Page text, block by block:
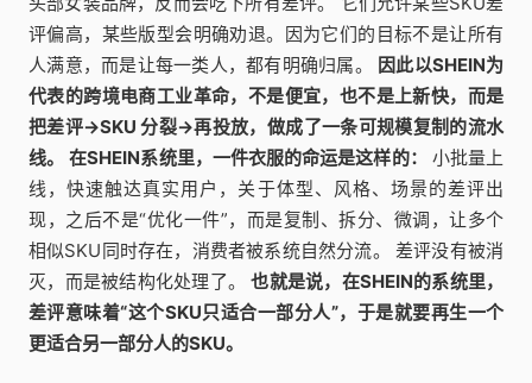
评偏高，某些版型会明确劝退。因为它们的目标不是让所有
人满意，而是让每一类人，都有明确归属。
因此以SHEIN为
代表的跨境电商工业革命，不是便宜，也不是上新快，而是
把差评→SKU 分裂→再投放，做成了一条可规模复制的流水
线。
在SHEIN系统里，一件衣服的命运是这样的：
小批量上
线，快速触达真实用户，关于体型、风格、场景的差评出
现，之后不是“优化一件”，而是复制、拆分、微调，让多个
相似SKU同时存在，消费者被系统自然分流。 差评没有被消
灭，而是被结构化处理了。也就是说，在SHEIN的系统里，
差评意味着“这个SKU只适合一部分人”，于是就要再生一个
更适合另一部分人的SKU。